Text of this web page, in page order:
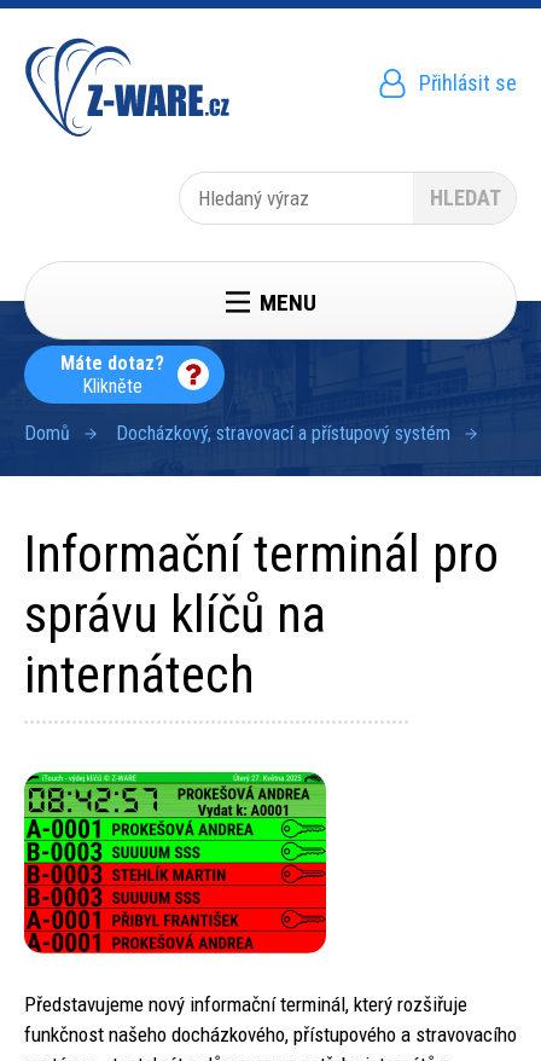
Přejít
hlavnímu
obsahu
Menu
účtu
Přihlásit se
Hledat
Máte dotaz?
Klikněte
MENU
Domů Docházkový, stravovací a přístupový systém
Informační terminál pro
správu klíčů na
internátech
Představujeme nový informační terminál, který rozšiřuje
funkčnost našeho docházkového, přístupového a stravovacího